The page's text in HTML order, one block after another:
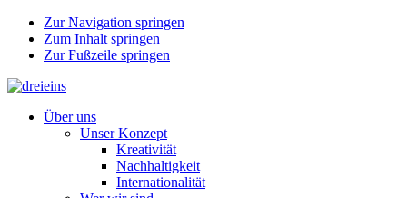
Zur Navigation springen
Zum Inhalt springen
Zur Fußzeile springen
Über uns
Unser Konzept
Kreativität
Nachhaltigkeit
Internationalität